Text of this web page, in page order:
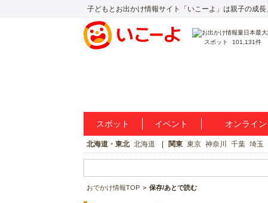
子どもとお出かけ情報サイト「いこーよ」は親子の成長
スポット 101,131件
スポット イベント オンライ
北海道・東北 北海道 関東 東京 神奈川 千葉 埼玉
おでかけ情報TOP 保存/あとで読む